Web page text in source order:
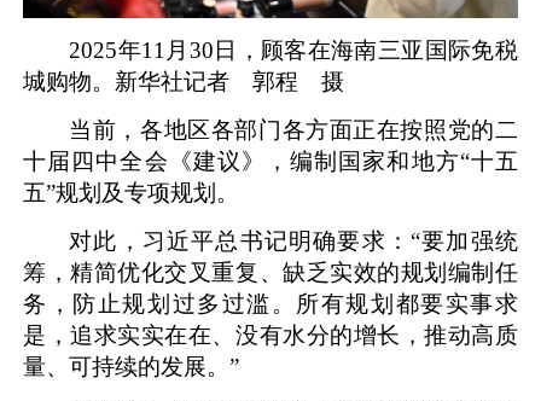
2025年11月30日，顾客在海南三亚国际免税
城购物。新华社记者 郭程 摄
当前，各地区各部门各方面正在按照党的二
十届四中全会《建议》，编制国家和地方“十五
五”规划及专项规划。
对此，习近平总书记明确要求：“要加强统
筹，精简优化交叉重复、缺乏实效的规划编制任
务，防止规划过多过滥。所有规划都要实事求
是，追求实实在在、没有水分的增长，推动高质
量、可持续的发展。”